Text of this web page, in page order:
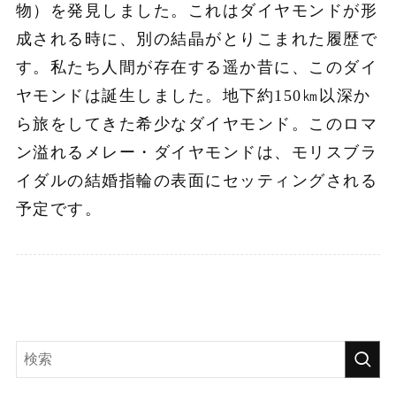
物）を発見しました。これはダイヤモンドが形
成される時に、別の結晶がとりこまれた履歴で
す。私たち人間が存在する遥か昔に、このダイ
ヤモンドは誕生しました。地下約150㎞以深か
ら旅をしてきた希少なダイヤモンド。このロマ
ン溢れるメレー・ダイヤモンドは、モリスブラ
イダルの結婚指輪の表面にセッティングされる
予定です。